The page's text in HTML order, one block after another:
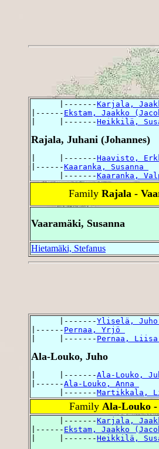
      |-------
Karjala,
|------ Ekstam, Jaakko
|     |-------Heikkilä,
Rajala, Juhani (Johannes)
|     |-------Haavisto,
|------Kaaranka, Susanna
      |-------
Kaaranka,
Family Rajala -
Vaaramäki, Susanna
Hietamäki, Stefanus
      |-------
Yliselä, Juho
|------ Pernaa, Yrjö
|     |------- Pernaa, Liisa
Ala-Louko, Juho
|     |-------Ala-Louko,
|------Ala-Louko, Anna
      |-------
Martikkala,
Family Ala-Louko
      |-------
Karjala,
|------ Ekstam, Jaakko
|     |-------Heikkilä,